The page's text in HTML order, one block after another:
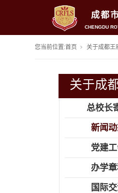
成都
CHENGDU
您当前位置:首页 关于成都王
关于成
总校长
新闻
党建
办学
国际